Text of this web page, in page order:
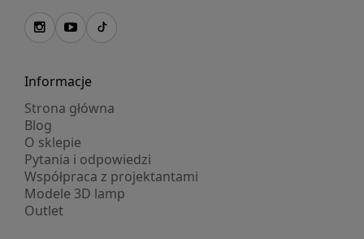
Informacje
Strona główna
Blog
O sklepie
Pytania i odpowiedzi
Współpraca z projektantami
Modele 3D lamp
Outlet